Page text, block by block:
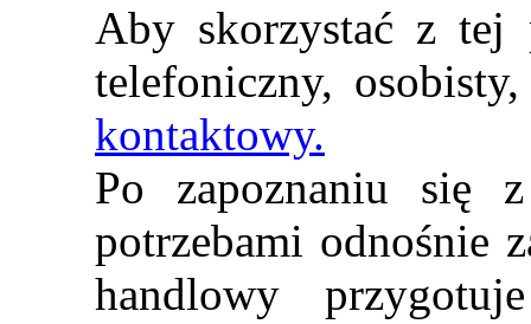
Aby skorzystać z tej
telefoniczny,
kontaktowy.
Po zapoznaniu się
potrzebami odnośnie
handlowy